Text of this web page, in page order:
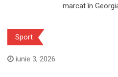
Sport
iunie 3, 2026